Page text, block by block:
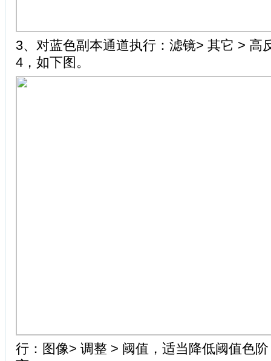
3、对蓝色副本通道执行：滤镜> 其它 > 高
4，如下图。
行：图像> 调整 > 阈值，适当降低阈值色